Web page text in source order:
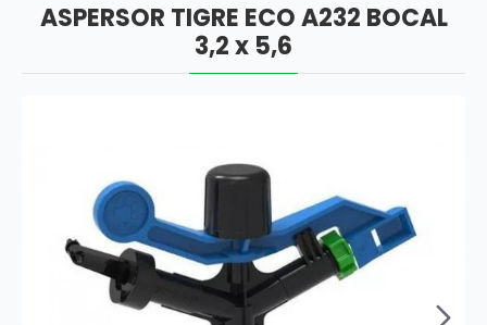
ASPERSOR TIGRE ECO A232 BOCAL
3,2 x 5,6